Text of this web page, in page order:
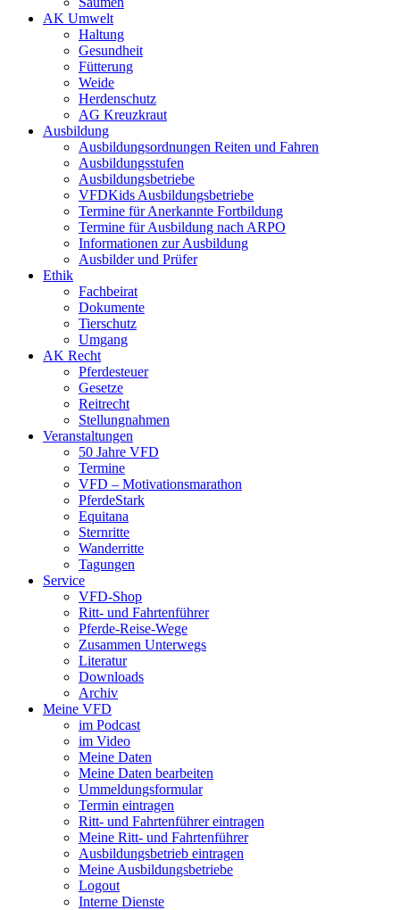
AK Umwelt
Haltung
Gesundheit
Fütterung
Weide
Herdenschutz
AG Kreuzkraut
Ausbildung
Ausbildungsordnungen Reiten und Fahren
Ausbildungsstufen
Ausbildungsbetriebe
VFDKids Ausbildungsbetriebe
Termine für Anerkannte Fortbildung
Termine für Ausbildung nach ARPO
Informationen zur Ausbildung
Ausbilder und Prüfer
Ethik
Fachbeirat
Dokumente
Tierschutz
Umgang
AK Recht
Pferdesteuer
Gesetze
Reitrecht
Stellungnahmen
Veranstaltungen
50 Jahre VFD
Termine
VFD – Motivationsmarathon
PferdeStark
Equitana
Sternritte
Wanderritte
Tagungen
Service
VFD-Shop
Ritt- und Fahrtenführer
Pferde-Reise-Wege
Zusammen Unterwegs
Literatur
Downloads
Archiv
Meine VFD
im Podcast
im Video
Meine Daten
Meine Daten bearbeiten
Ummeldungsformular
Termin eintragen
Ritt- und Fahrtenführer eintragen
Meine Ritt- und Fahrtenführer
Ausbildungsbetrieb eintragen
Meine Ausbildungsbetriebe
Logout
Interne Dienste